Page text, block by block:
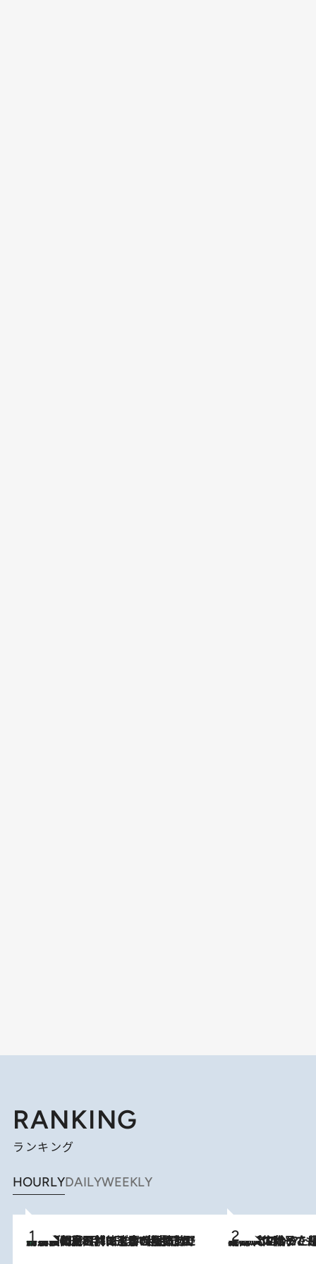
RANKING
ランキング
HOURLYDAILYWEEKLY
2026.8.8
「最後に見られてよかった」上野動物園の東園パンダ舎が解体前に特別公開。8月16日まで延長されたパネル展と共に辿る“半世紀”のパンダ飼育《解体工事の図面あり》 2026.8.5
【阿川佐和子さんの年とる力】なぜ70代で始めた趣味は“こんなに楽しい”のか？ ピアノ、俳句…スランプに陥っても続けられる“ある秘訣”とは